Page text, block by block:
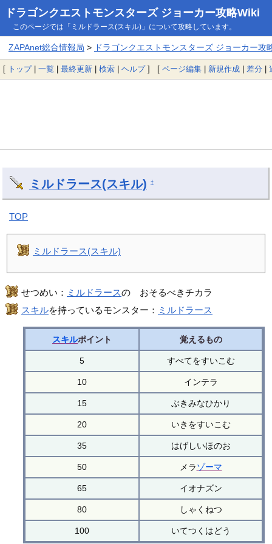
ドラゴンクエストモンスターズ ジョーカー攻略Wiki
このページでは「ミルドラース(スキル)」について攻略しています。
ZAPAnet総合情報局 > ドラゴンクエストモンスターズ ジョーカー攻
[ トップ| 一覧 | 最終更新 | 検索 | ヘルプ] [ ページ編集 | 新規作成 | 差分 |
ミルドラース(スキル) †
TOP
ミルドラース(スキル)
せつめい： ミルドラースの おそるべきチカラ
スキルを持っているモンスター： ミルドラース
スキルポイント 覚えるもの
5 すべてをすいこむ
10 インテラ
15 ぶきみなひかり
20 いきをすいこむ
35 はげしいほのお
50 メラゾーマ
65 イオナズン
80 しゃくねつ
100 いてつくはどう